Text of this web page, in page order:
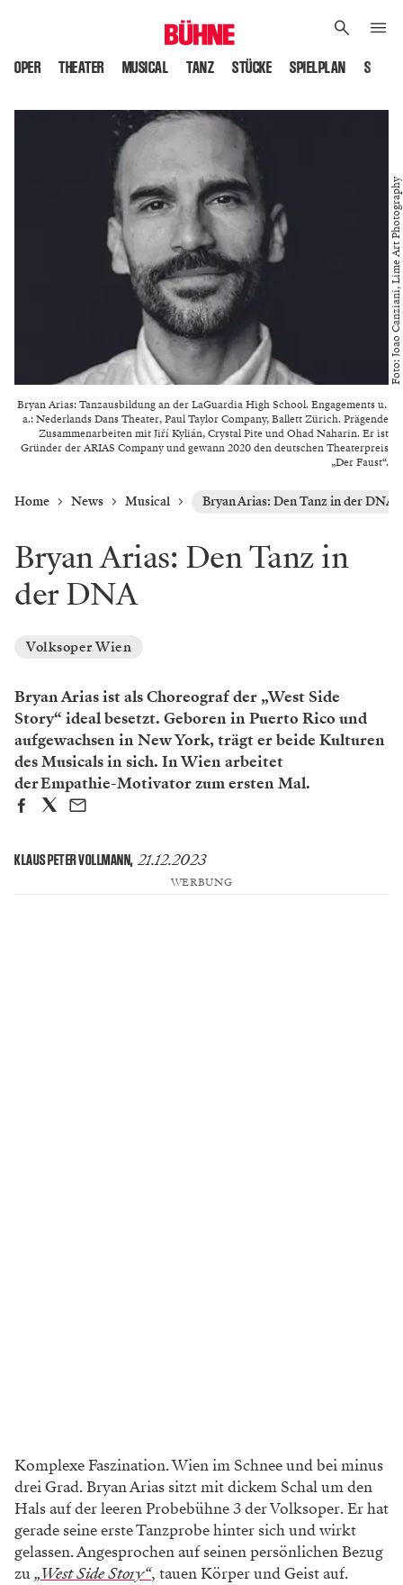
OPER THEATER MUSICAL TANZ STÜCKE SPIELPLAN
Bryan Arias: Tanzausbildung an der LaGuardia High School. Engagements u.
a.: Nederlands Dans Theater, Paul Taylor Company, Ballett Zürich. Prägende
Zusammenarbeiten mit Jiří Kylián, Crystal Pite und Ohad Naharin. Er ist
Gründer der ARIAS Company und gewann 2020 den deutschen Theaterpreis
„Der Faust“.
Foto: Joao Canziani, Lime Art Photography
Home News Musical Bryan Arias: Den Tanz in der DNA
Bryan Arias: Den Tanz in
der DNA
Volksoper Wien
Bryan Arias ist als Choreograf der „West Side
Story“ ideal ­besetzt. Geboren in Puerto Rico und
aufgewachsen in New York, trägt er beide Kulturen
des Musicals in sich. In Wien arbeitet
der Empathie-Motivator zum ersten Mal.
KLAUS PETER VOLLMANN, 21.12.2023
WERBUNG
Komplexe Faszination. Wien im Schnee und bei minus
drei Grad. Bryan Arias sitzt mit dickem Schal um den
Hals auf der leeren Probebühne 3 der Volksoper. Er hat
gerade seine erste Tanzprobe hinter sich und wirkt
gelassen. Angesprochen auf seinen persönlichen Bezug
zu„West Side Story“, tauen Körper und Geist auf.